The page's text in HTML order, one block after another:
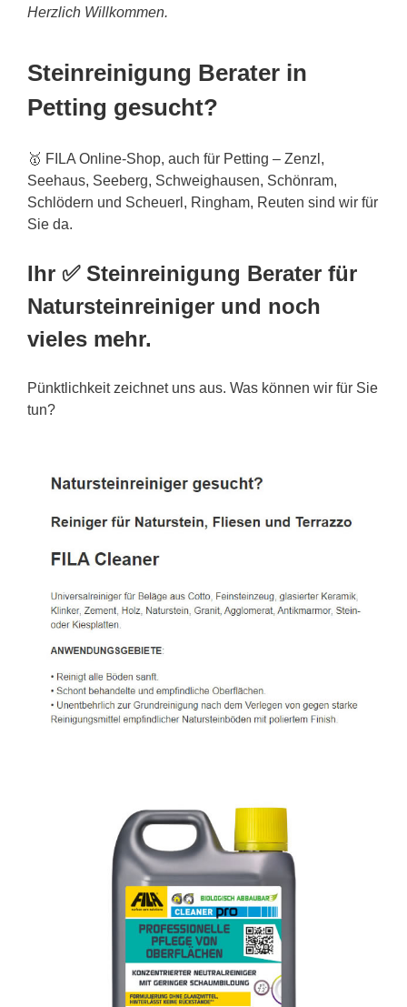
Herzlich Willkommen.
Steinreinigung Berater in
Petting gesucht?
🥇 FILA Online-Shop, auch für Petting – Zenzl,
Seehaus, Seeberg, Schweighausen, Schönram,
Schlödern und Scheuerl, Ringham, Reuten sind wir für
Sie da.
Ihr ✅ Steinreinigung Berater für
Natursteinreiniger und noch
vieles mehr.
Pünktlichkeit zeichnet uns aus. Was können wir für Sie
tun?